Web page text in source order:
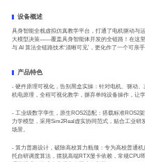
设备概述
具身智能全栈虚拟仿真教学平台，打通了电机驱动与
大模型决策——覆盖具身智能体开发的全链路！在这
与 AI 算法全链路技术‘清晰可见’，更化作了一个可亲
产品特色
- 硬件原理可视化，告别黑盒实操：针对电机、驱动
机电原理，全程可视化教学，摒弃单纯设备操作，让
- 工业级数字孪生，原生ROS2适配：搭载标准ROS2
力学模型，采用Sim2Real虚实协同范式，贴合工业
场景。
- 算力普惠设计，破除高校算力瓶颈：专为高校普通
托自研调度算法，摆脱高端RTX显卡依赖，常规CPU